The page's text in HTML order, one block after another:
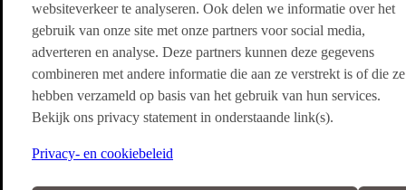
websiteverkeer te analyseren. Ook delen we informatie over het
gebruik van onze site met onze partners voor social media,
adverteren en analyse. Deze partners kunnen deze gegevens
combineren met andere informatie die aan ze verstrekt is of die ze
hebben verzameld op basis van het gebruik van hun services.
Bekijk ons privacy statement in onderstaande link(s).
Privacy- en cookiebeleid
Nieuwe Gracht 3
2011 NB Haarlem
085-4018250
info@kienonderzoek.nl